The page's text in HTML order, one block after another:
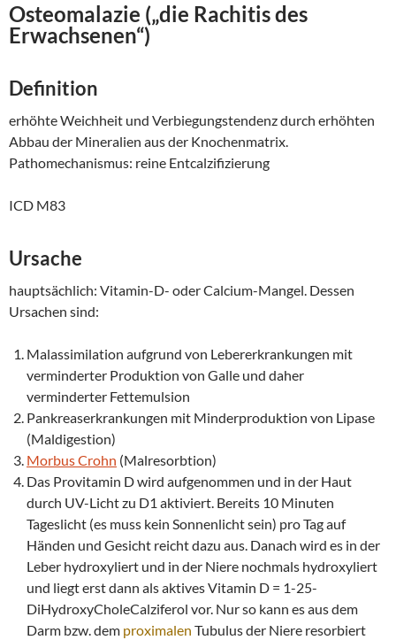
Osteomalazie („die Rachitis des
Erwachsenen“)
Definition
erhöhte Weichheit und Verbiegungstendenz durch erhöhten
Abbau der Mineralien aus der Knochenmatrix.
Pathomechanismus: reine Entcalzifizierung
ICD M83
Ursache
hauptsächlich: Vitamin-D- oder Calcium-Mangel. Dessen
Ursachen sind:
Malassimilation aufgrund von Lebererkrankungen mit
verminderter Produktion von Galle und daher
verminderter Fettemulsion
Pankreaserkrankungen mit Minderproduktion von Lipase
(Maldigestion)
Morbus Crohn (Malresorbtion)
Das Provitamin D wird aufgenommen und in der Haut
durch UV-Licht zu D1 aktiviert. Bereits 10 Minuten
Tageslicht (es muss kein Sonnenlicht sein) pro Tag auf
Händen und Gesicht reicht dazu aus. Danach wird es in der
Leber hydroxyliert und in der Niere nochmals hydroxyliert
und liegt erst dann als aktives Vitamin D = 1-25-
DiHydroxyCholeCalziferol vor. Nur so kann es aus dem
Darm bzw. dem proximalen Tubulus der Niere resorbiert